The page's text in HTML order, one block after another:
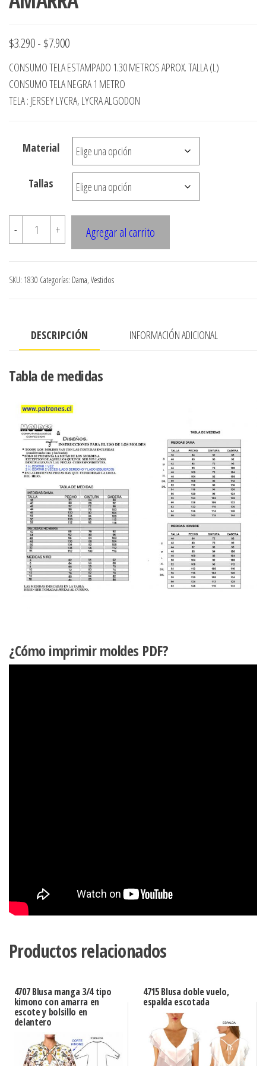
$3.290- $7.900Rango
de
precios:
desde
hasta
$7.900
CONSUMO TELA ESTAMPADO 1.30 METROS APROX. TALLA (L)
CONSUMO TELA NEGRA 1 METRO
TELA : JERSEY LYCRA, LYCRA ALGODON
Material
Tallas
-
1830
VESTIDO
CON
AMARRA
+ Agregar al carrito
SKU: 1830 Categorías: Dama, Vestidos
DESCRIPCIÓN INFORMACIÓN ADICIONAL
Tabla de medidas
¿Cómo imprimir moldes PDF?
Productos relacionados
4707 Blusa manga 3/4 tipo
kimono con amarra en
escote y bolsillo en
delantero
4715 Blusa doble vuelo,
espalda escotada